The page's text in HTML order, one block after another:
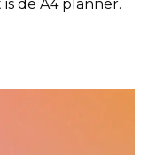
de A4 planner.